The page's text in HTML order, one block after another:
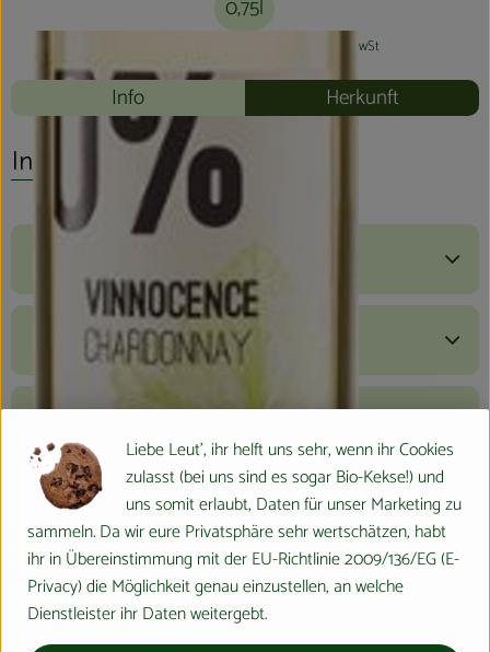
0,75l
19% MwSt
Info Herkunft
Info
Zutaten
Produktdatenblatt
Herkunft
Liebe Leut', ihr helft uns sehr, wenn ihr Cookies
zulasst (bei uns sind es sogar Bio-Kekse!) und
uns somit erlaubt, Daten für unser Marketing zu
sammeln. Da wir eure Privatsphäre sehr wertschätzen, habt
ihr in Übereinstimmung mit der EU-Richtlinie 2009/136/EG (E-
Privacy) die Möglichkeit genau einzustellen, an welche
Dienstleister ihr Daten weitergebt.